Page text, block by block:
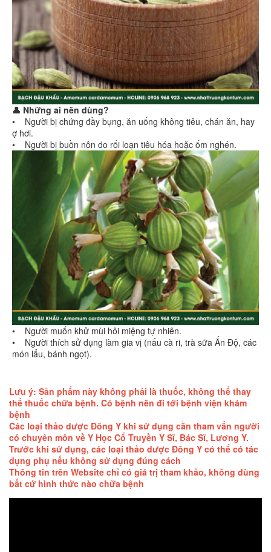
👤 Những ai nên dùng?
• Người bị chứng đầy bụng, ăn uống không tiêu, chán ăn, hay
ợ hơi.
• Người bị buồn nôn do rối loạn tiêu hóa hoặc ốm nghén.
• Người muốn khử mùi hôi miệng tự nhiên.
• Người thích sử dụng làm gia vị (nấu cà ri, trà sữa Ấn Độ, các
món lẩu, bánh ngọt).
Lưu ý: Sản phẩm này không phải là thuốc, không thể thay
thế thuốc chữa bệnh. Có bệnh nên đi tới bệnh viện khám
bệnh
Các loại thảo dược Đông Y khi sử dụng cần tham vấn người
có chuyên môn về Y Học Cổ Truyền Y Sĩ, Bác Sĩ, Lương Y.
Trước khi sử dụng, các loại thảo dược Đông Y có thể có tác
dụng phụ nếu không sử dụng đúng cách
Thông tin trên Website chỉ có giá trị tham khảo, không dùng
bất cứ hình thức nào chữa bệnh